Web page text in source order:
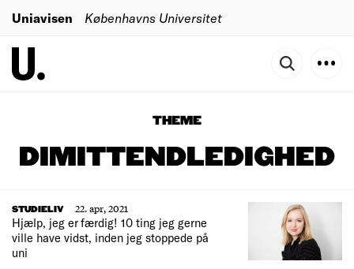
Uniavisen Københavns Universitet
THEME
DIMITTENDLEDIGHED
STUDIELIV
22. apr, 2021
Hjælp, jeg er færdig! 10 ting jeg gerne
ville have vidst, inden jeg stoppede på
uni